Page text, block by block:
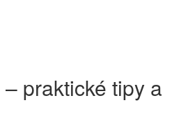
praktické tipy a